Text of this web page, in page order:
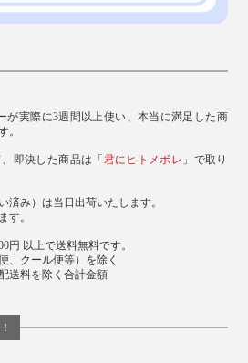
が実際に3週間以上使い、本当に満足した商
。
即決した商品は「 君にヒトメボレ 」で取り
済み）は当日出荷いたします。
す。
円 以上で送料無料です。
、クール便等）を除く
送料を除く合計金額